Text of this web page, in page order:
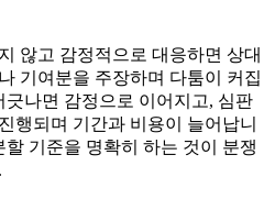
않고 감정적으로 대응하면 상대
기여분을 주장하며 다툼이 커집
나면 감정으로 이어지고, 심판
행되며 기간과 비용이 늘어납니
기준을 명확히 하는 것이 분쟁